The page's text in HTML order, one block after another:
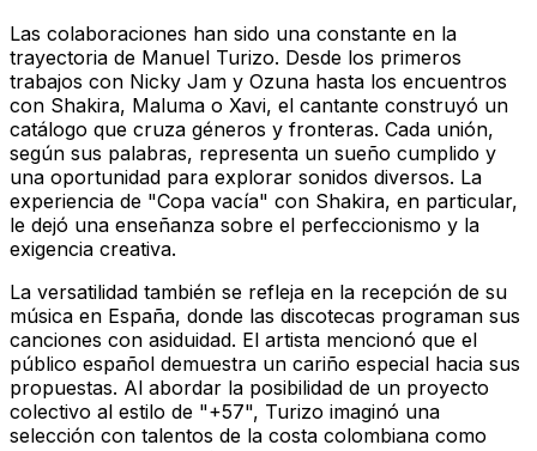
Las colaboraciones han sido una constante en la
trayectoria de Manuel Turizo. Desde los primeros
trabajos con Nicky Jam y Ozuna hasta los encuentros
con Shakira, Maluma o Xavi, el cantante construyó un
catálogo que cruza géneros y fronteras. Cada unión,
según sus palabras, representa un sueño cumplido y
una oportunidad para explorar sonidos diversos. La
experiencia de "Copa vacía" con Shakira, en particular,
le dejó una enseñanza sobre el perfeccionismo y la
exigencia creativa.
La versatilidad también se refleja en la recepción de su
música en España, donde las discotecas programan sus
canciones con asiduidad. El artista mencionó que el
público español demuestra un cariño especial hacia sus
propuestas. Al abordar la posibilidad de un proyecto
colectivo al estilo de "+57", Turizo imaginó una
selección con talentos de la costa colombiana como